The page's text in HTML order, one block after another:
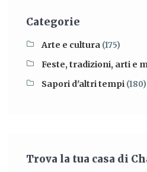
Categorie
Arte e cultura (175)
Feste, tradizioni, arti e
Sapori d'altri tempi (180)
Trova la tua casa di